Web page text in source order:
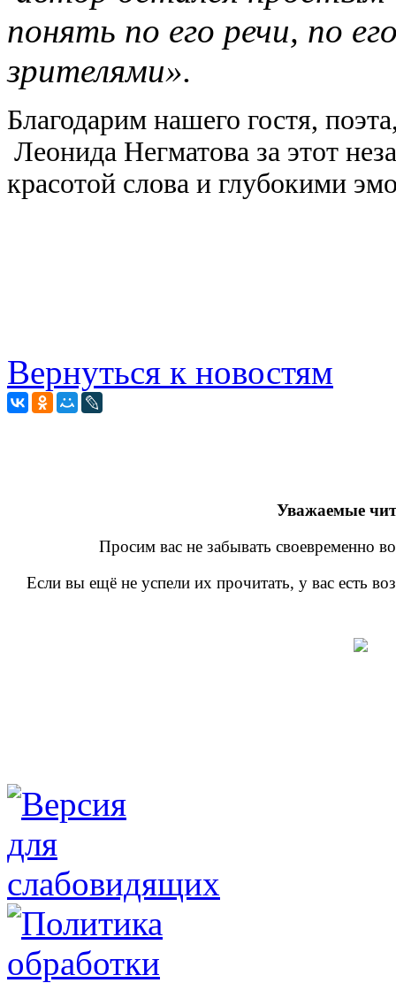
понять по его речи, по
зрителями».
Благодарим нашего гостя,
Леонида Негматова за этот
красотой слова и глубокими
Вернуться к новостям
Уважаемые
Просим вас не забывать своевременно
Если вы ещё не успели их прочитать, у вас есть